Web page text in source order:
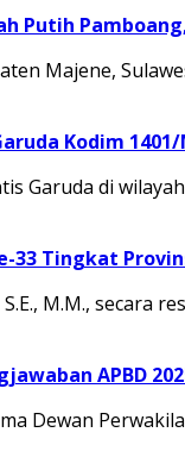
Putih
Majene,
Kodim
Garuda di
33 Tingkat
M.M., secara
APBD
Dewan